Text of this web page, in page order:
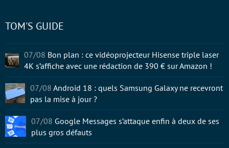
TOM'S GUIDE
07/08 Bon plan : ce vidéoprojecteur Hisense triple laser
4K s’affiche avec une rédaction de 390 € sur Amazon !
07/08 Android 18 : quels Samsung Galaxy ne recevront
pas la mise à jour ?
07/08 Google Messages s’attaque enfin à deux de ses
plus gros défauts